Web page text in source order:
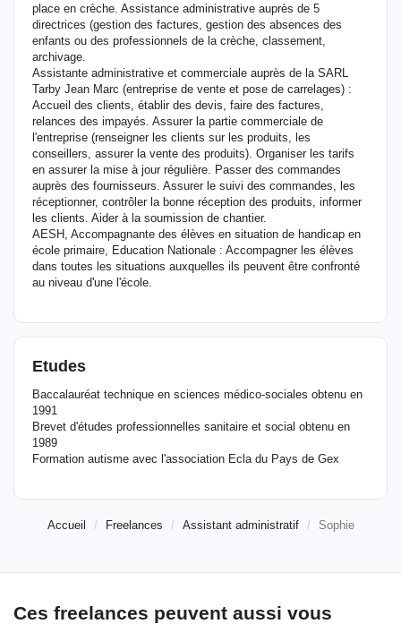
place en crèche. Assistance administrative auprès de 5
directrices (gestion des factures, gestion des absences des
enfants ou des professionnels de la crèche, classement,
archivage.
Assistante administrative et commerciale auprès de la SARL
Tarby Jean Marc (entreprise de vente et pose de carrelages) :
Accueil des clients, établir des devis, faire des factures,
relances des impayés. Assurer la partie commerciale de
l'entreprise (renseigner les clients sur les produits, les
conseillers, assurer la vente des produits). Organiser les tarifs
en assurer la mise à jour régulière. Passer des commandes
auprès des fournisseurs. Assurer le suivi des commandes, les
réceptionner, contrôler la bonne réception des produits, informer
les clients. Aider à la soumission de chantier.
AESH, Accompagnante des élèves en situation de handicap en
école primaire, Education Nationale : Accompagner les élèves
dans toutes les situations auxquelles ils peuvent être confronté
au niveau d'une l'école.
Etudes
Baccalauréat technique en sciences médico-sociales obtenu en
1991
Brevet d'études professionnelles sanitaire et social obtenu en
1989
Formation autisme avec l'association Ecla du Pays de Gex
Accueil Freelances Assistant administratif Sophie
Ces freelances peuvent aussi vous